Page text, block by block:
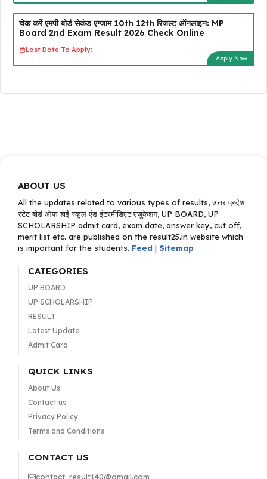
चेक करें एमपी बोर्ड सेकंड एग्जाम 10th 12th रिजल्ट ऑनलाइन: MP
Board 2nd Exam Result 2026 Check Online
Last Date To Apply:
Apply Now
ABOUT US
All the updates related to various types of results, उत्तर प्रदेश
स्टेट बोर्ड ऑफ हाई स्कूल एंड इंटरमीडिएट एजुकेशन, UP BOARD, UP
SCHOLARSHIP admit card, exam date, answer key, cut off,
merit list etc. are published on the result25.in website which
is important for the students. Feed | Sitemap
CATEGORIES
UP BOARD
UP SCHOLARSHIP
RESULT
Latest Update
Admit Card
QUICK LINKS
About Us
Contact us
Privacy Policy
Terms and Conditions
CONTACT US
contact: result140@gmail.com